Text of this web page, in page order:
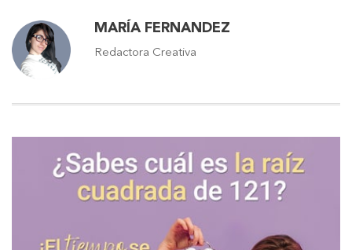
MARÍA FERNANDEZ
Redactora Creativa